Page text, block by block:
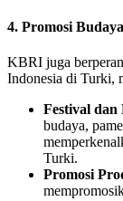
4. Promosi
KBRI juga
Indonesia di Turki,
Festival dan
budaya,
Turki.
Promosi